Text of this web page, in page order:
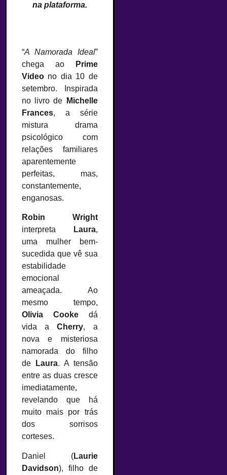
na plataforma.
“A Namorada Ideal”
chega ao
Prime
Video no dia 10 de
setembro. Inspirada
no livro de
Michelle
Frances, a série
mistura drama
psicológico com
relações familiares
aparentemente
perfeitas, mas,
constantemente,
enganosas.
Robin Wright
interpreta
Laura,
uma mulher bem-
sucedida que vê sua
estabilidade
emocional
ameaçada. Ao
mesmo tempo,
Olivia Cookedá
vida aCherry, a
nova e misteriosa
namorada do filho
de
Laura. A tensão
entre as duas cresce
imediatamente,
revelando que há
muito mais por trás
dos sorrisos
corteses.
Daniel (Laurie
Davidson), filho de